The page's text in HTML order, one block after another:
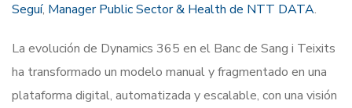
Seguí, Manager Public Sector & Health de NTT DATA.
La evolución de Dynamics 365 en el Banc de Sang i Teixits
ha transformado un modelo manual y fragmentado en una
plataforma digital, automatizada y escalable, con una visión